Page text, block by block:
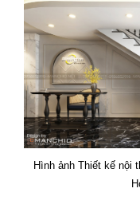
Hình ảnh Thiết kế nội